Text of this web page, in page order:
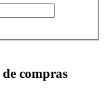
compras